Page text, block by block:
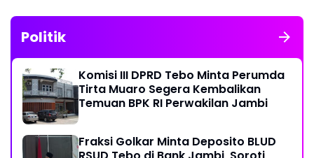
Politik
Komisi III DPRD Tebo Minta Perumda
Tirta Muaro Segera Kembalikan
Temuan BPK RI Perwakilan Jambi
Fraksi Golkar Minta Deposito BLUD